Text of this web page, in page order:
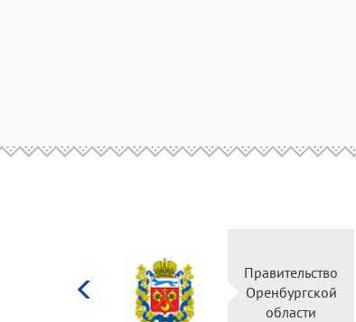
Правительство
Оренбургской
области